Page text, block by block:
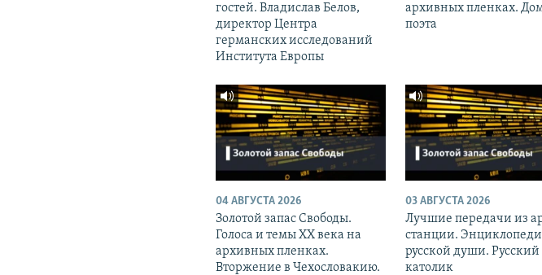
гостей. Владислав Белов,
директор Центра
германских исследований
Института Европы
архивных пленках.
поэта
04 АВГУСТА 2026
Золотой запас Свободы.
Голоса и темы XX века на
архивных пленках.
Вторжение в Чехословакию.
03 АВГУСТА 2026
Лучшие передачи из
станции.
русской души. Русский
католик